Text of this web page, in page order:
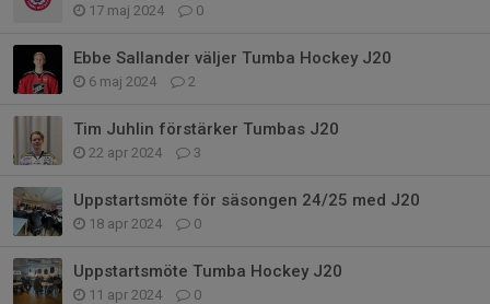
17 maj 2024 0
Ebbe Sallander väljer Tumba Hockey J20
6 maj 2024 2
Tim Juhlin förstärker Tumbas J20
22 apr 2024 3
Uppstartsmöte för säsongen 24/25 med J20
18 apr 2024 0
Uppstartsmöte Tumba Hockey J20
11 apr 2024 0